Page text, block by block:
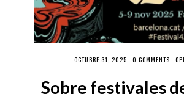
OCTUBRE 31, 2025 ·0 COMMENTS ·
Sobre festivales